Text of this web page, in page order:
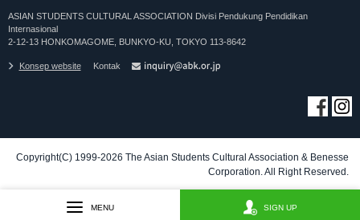
ASIAN STUDENTS CULTURAL ASSOCIATION Divisi Pendukung Pendidikan
Internasional
2-12-13 HONKOMAGOME, BUNKYO-KU, TOKYO 113-8642
Konsep website Kontak
Copyright(C) 1999-2026 The Asian Students Cultural Association & Benesse
Corporation. All Right Reserved.
MENU SIGN UP